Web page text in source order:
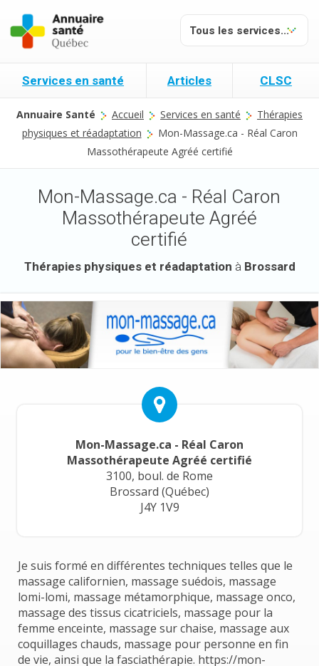
Services en santé Articles CLSC
Annuaire Santé Accueil Services en santé
Thérapies
physiques et réadaptation
Mon-Massage.ca - Réal Caron
Massothérapeute Agréé certifié
Mon-Massage.ca - Réal Caron
Massothérapeute Agréé
certifié
Thérapies physiques et réadaptation à Brossard
Mon-Massage.ca - Réal Caron
Massothérapeute Agréé certifié
3100, boul. de Rome
Brossard (Québec)
J4Y 1V9
Je suis formé en différentes techniques telles que le
massage californien, massage suédois, massage
lomi-lomi, massage métamorphique, massage onco,
massage des tissus cicatriciels, massage pour la
femme enceinte, massage sur chaise, massage aux
coquillages chauds, massage pour personne en fin
de vie, ainsi que la fasciathérapie. https://mon-